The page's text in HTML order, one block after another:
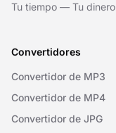
Tu tiempo — Tu dinero
Convertidores
Convertidor de MP3
Convertidor de MP4
Convertidor de JPG